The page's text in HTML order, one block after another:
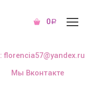
0Р
: florencia57@yandex.ru
Мы Вконтакте